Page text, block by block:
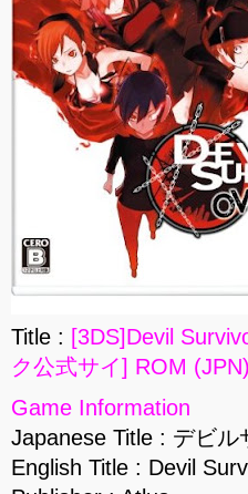
Title : [3DS]Devil
ク公式サイ] ROM
Game Information
Japanese Title : デビ
English Title : Devil